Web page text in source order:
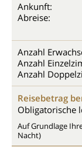
Ankunft:
Abreise:
Anzahl
Anzahl
Anzahl
Reisebetrag
Obligatorische
Auf Grundlage
Nacht)